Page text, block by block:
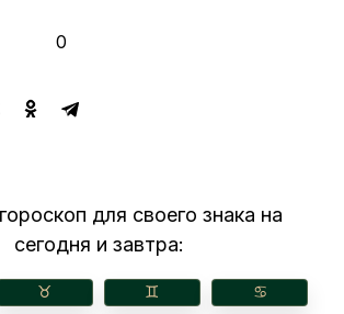
0
для своего знака на
сегодня и завтра:
♉︎ ♊︎ ♋︎